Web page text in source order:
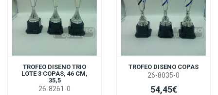
TROFEO DISENO TRIO
LOTE 3 COPAS, 46 CM,
35,5
26-8261-0
TROFEO DISENO COPAS
26-8035-0
54,45€